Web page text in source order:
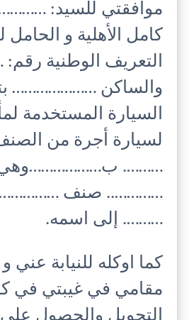
موافقتي للسيد:
كامل الأهلية و الحامل
التعريف الوطنية
والساكن …………………
السيارة المستخدمة
لسيارة أجرة من
………. ب………………وهي
………….. صنف …………….
………. إلى اسمه.
كما اوكله للنيابة عني
مقامي في غيبتي في
التحويل والحصول على